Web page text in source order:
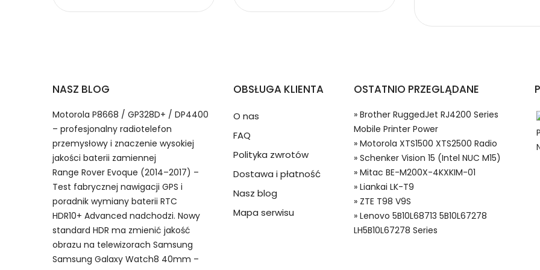
Baterie do Laptopów Schenker APP00222
Dzięki ochronie kupujących w systemie PayPal możesz odzyskać całkowitą wartość
przedmiot do Ciebie nie dotrze lub będzie się znacznie różnić od opisu.
Model urządzenia
Numer produktu baterii
Schenker APP00222 bateria, APP00222 Baterie do Laptopów, Alternatywna bateria do Schenker
akumulator.
NASZ BLOG
Motorola P8668 / GP328D+ / DP4400
– profesjonalny radiotelefon
przemysłowy i znaczenie wysokiej
jakości baterii zamiennej
Range Rover Evoque (2014–2017) –
Test fabrycznej nawigacji GPS i
poradnik wymiany baterii RTC
HDR10+ Advanced nadchodzi. Nowy
standard HDR ma zmienić jakość
obrazu na telewizorach Samsung
Samsung Galaxy Watch8 40mm –
OBSŁUGA KLIENTA
O nas
FAQ
Polityka zwrotów
Dostawa i płatność
Nasz blog
Mapa serwisu
OSTATNIO PRZEGLĄDANE
» Brother RuggedJet RJ4200 Series
Mobile Printer Power
» Motorola XTS1500 XTS2500 Radio
» Schenker Vision 15 (Intel NUC M15)
» Mitac BE-M200X-4KXKIM-01
» Liankai LK-T9
» ZTE T98 V9S
» Lenovo 5B10L68713 5B10L67278
LH5B10L67278 Series